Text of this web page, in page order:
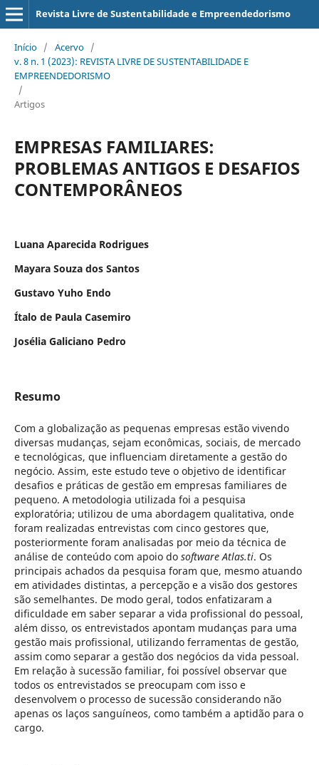
Revista Livre de Sustentabilidade e Empreendedorismo
Início / Acervo /
v. 8 n. 1 (2023): REVISTA LIVRE DE SUSTENTABILIDADE E
EMPREENDEDORISMO
/
Artigos
EMPRESAS FAMILIARES:
PROBLEMAS ANTIGOS E DESAFIOS
CONTEMPORÂNEOS
Luana Aparecida Rodrigues
Mayara Souza dos Santos
Gustavo Yuho Endo
Ítalo de Paula Casemiro
Josélia Galiciano Pedro
Resumo
Com a globalização as pequenas empresas estão vivendo
diversas mudanças, sejam econômicas, sociais, de mercado
e tecnológicas, que influenciam diretamente a gestão do
negócio. Assim, este estudo teve o objetivo de identificar
desafios e práticas de gestão em empresas familiares de
pequeno. A metodologia utilizada foi a pesquisa
exploratória; utilizou de uma abordagem qualitativa, onde
foram realizadas entrevistas com cinco gestores que,
posteriormente foram analisadas por meio da técnica de
análise de conteúdo com apoio do software Atlas.ti. Os
principais achados da pesquisa foram que, mesmo atuando
em atividades distintas, a percepção e a visão dos gestores
são semelhantes. De modo geral, todos enfatizaram a
dificuldade em saber separar a vida profissional do pessoal,
além disso, os entrevistados apontam mudanças para uma
gestão mais profissional, utilizando ferramentas de gestão,
assim como separar a gestão dos negócios da vida pessoal.
Em relação à sucessão familiar, foi possível observar que
todos os entrevistados se preocupam com isso e
desenvolvem o processo de sucessão considerando não
apenas os laços sanguíneos, como também a aptidão para o
cargo.